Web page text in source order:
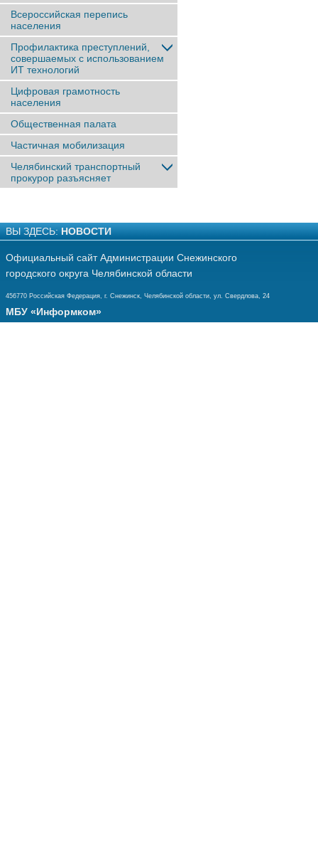
Всероссийская перепись
населения
Профилактика преступлений,
совершаемых с использованием
ИТ технологий
Цифровая грамотность
населения
Общественная палата
Частичная мобилизация
Челябинский транспортный
прокурор разъясняет
ВЫ ЗДЕСЬ: НОВОСТИ
Официальный сайт Администрации Снежинского
городского округа Челябинской области
456770 Российская Федерация, г. Снежинск, Челябинской области, ул. Свердлова, 24
МБУ «Информком»